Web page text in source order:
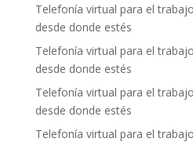
Telefonía virtual para el
desde donde estés
Telefonía virtual para el
desde donde estés
Telefonía virtual para el
desde donde estés
Telefonía virtual para el